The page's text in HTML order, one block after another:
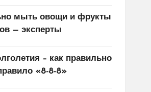
мыть овощи и фрукты
— эксперты
– как правильно
«8-8-8»